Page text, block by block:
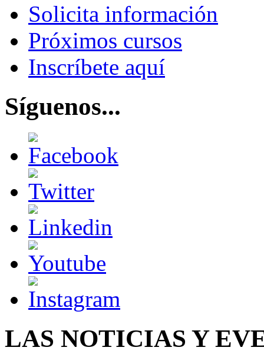
Solicita información
Próximos cursos
Inscríbete aquí
Síguenos...
LAS NOTICIAS Y